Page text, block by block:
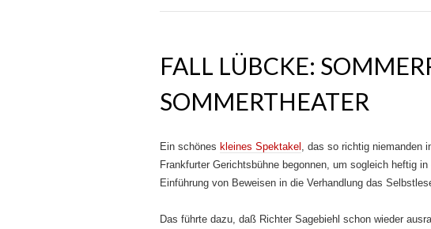
FALL LÜBCKE:
SOMMERTHEATER
Ein schönes kleines Spektakel , das so richtig niemanden
Frankfurter Gerichtsbühne begonnen, um so­gleich heftig
Einfüh­rung von Beweisen in die Verhandlung das
Das führte dazu, daß Richter Sagebiehl schon wieder